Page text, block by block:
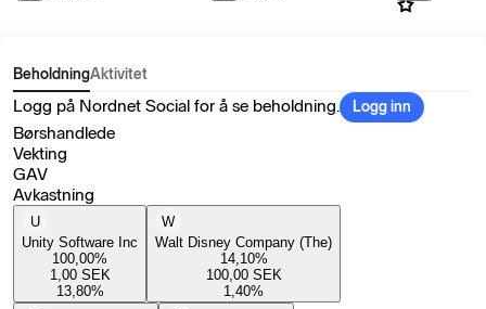
BeholdningAktivitet
Logg på Nordnet Social for å se beholdning. Logg inn
Børshandlede
Vekting
GAV
Avkastning
U
Unity Software Inc
100,00%
1,00 SEK
13,80%
W
Walt Disney Company (The)
14,10%
100,00 SEK
1,40%